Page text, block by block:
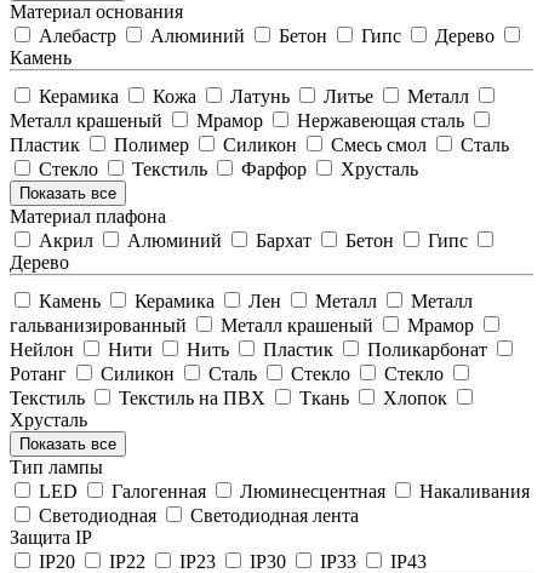
Материал основания
Алебастр
Алюминий Бетон Гипс
Дерево
Камень
Керамика
Кожа Латунь Литье
Металл
Металл крашеный
Мрамор
Нержавеющая сталь
Пластик
Полимер Силикон Смесь смол
Сталь
Стекло
Текстиль Фарфор Хрусталь
Показать все
Материал плафона
Акрил
Алюминий Бархат Бетон
Гипс
Дерево
Камень
Керамика Лен Металл
Металл
гальванизированный
Металл крашеный
Мрамор
Нейлон
Нити Нить Пластик
Поликарбонат
Ротанг
Силикон Сталь Стекло
Стекло
Текстиль
Текстиль на ПВХ Ткань
Хлопок
Хрусталь
Показать все
Тип лампы
LED
Галогенная Люминесцентная
Накаливания
Светодиодная
Светодиодная лента
Защита IP
IP20
IP22 IP23 IP30 IP33
IP43